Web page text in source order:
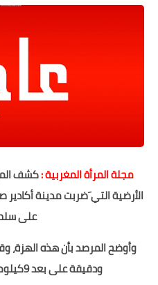
مجلة المرأة المغربية :كشف
على
ودقيقة على بعد 9كيلومترات من مدينة أكادير .